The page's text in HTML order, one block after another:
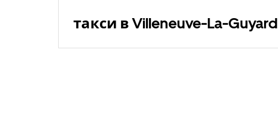
такси в Villeneuve-La-Guyard